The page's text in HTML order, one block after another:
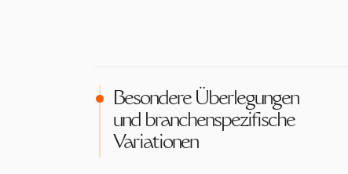
Besondere Überlegungen
und branchenspezifische
Variationen